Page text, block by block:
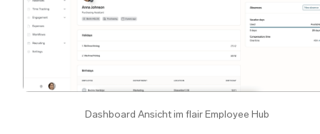
Dashboard Ansicht im flair Employee Hub